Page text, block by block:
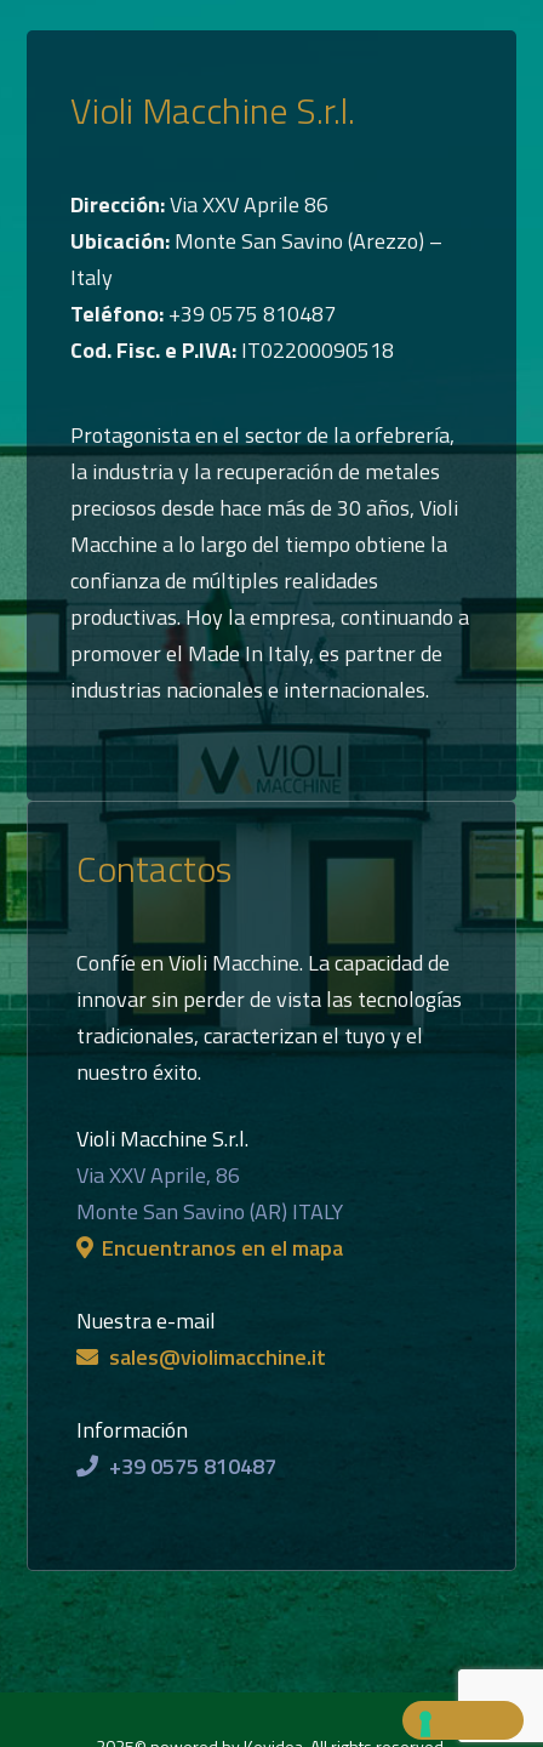
Violi Macchine S.r.l.
Dirección:Via XXV Aprile 86
Ubicación:Monte San Savino (Arezzo) –
Italy
Teléfono:+39 0575 810487
Cod. Fisc. e P.IVA:IT02200090518
Protagonista en el sector de la orfebrería,
la industria y la recuperación de metales
preciosos desde hace más de 30 años, Violi
Macchine a lo largo del tiempo obtiene la
confianza de múltiples realidades
productivas. Hoy la empresa, continuando a
promover el Made In Italy, es partner de
industrias nacionales e internacionales.
Contactos
Confíe en Violi Macchine. La capacidad de
innovar sin perder de vista las tecnologías
tradicionales, caracterizan el tuyo y el
nuestro éxito.
Violi Macchine S.r.l.
Via XXV Aprile, 86
Monte San Savino (AR) ITALY
Encuentranos en el mapa
Nuestra e-mail
sales@violimacchine.it
Información
+39 0575 810487